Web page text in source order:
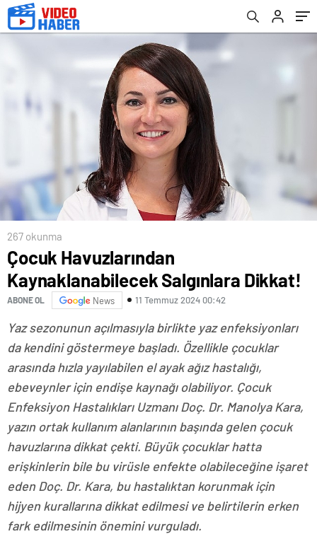
267 okunma
Çocuk Havuzlarından
Kaynaklanabilecek Salgınlara Dikkat!
ABONE OL News 11 Temmuz 2024 00:42
Yaz sezonunun açılmasıyla birlikte yaz enfeksiyonları
da kendini göstermeye başladı. Özellikle çocuklar
arasında hızla yayılabilen el ayak ağız hastalığı,
ebeveynler için endişe kaynağı olabiliyor. Çocuk
Enfeksiyon Hastalıkları Uzmanı Doç. Dr. Manolya Kara,
yazın ortak kullanım alanlarının başında gelen çocuk
havuzlarına dikkat çekti. Büyük çocuklar hatta
erişkinlerin bile bu virüsle enfekte olabileceğine işaret
eden Doç. Dr. Kara, bu hastalıktan korunmak için
hijyen kurallarına dikkat edilmesi ve belirtilerin erken
fark edilmesinin önemini vurguladı.